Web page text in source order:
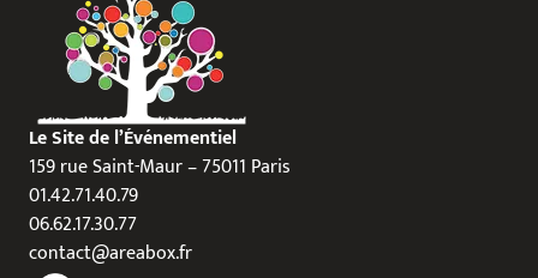
Le Site de l’Événementiel
159 rue Saint-Maur – 75011 Paris
01.42.71.40.79
06.62.17.30.77
contact@areabox.fr